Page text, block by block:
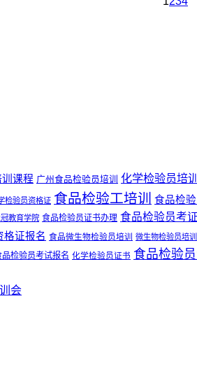
课程 广州食品检验员培训 化学检验员培训
检验员资格证 食品检验工培训 食品检
冠教育学院 食品检验员证书办理 食品检验员考证
格证报名 食品微生物检验员培训 微生物检验员培训
品检验员考试报名 化学检验员证书 食品检验
会